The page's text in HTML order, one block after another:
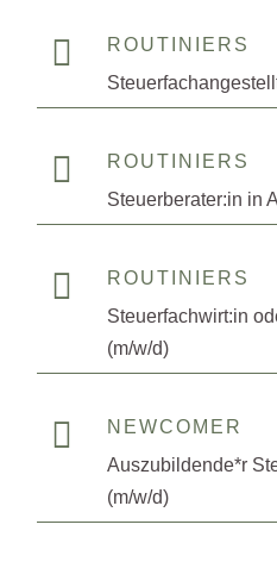

ROUTINIERS

ROUTINIERS
Steuerberater:in in

ROUTINIERS
Steuerfachwirt:in
(m/w/d)

NEWCOMER
Auszubildende*r
(m/w/d)